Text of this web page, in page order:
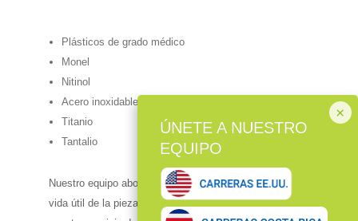
Plásticos de grado médico
Monel
Nitinol
Acero inoxidable
Titanio
Tantalio
Nuestro equipo aborda el cumplimiento durante la
vida útil de la pieza. Gracias a nuestros equipos y